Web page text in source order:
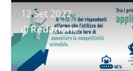
12 Set 2022
diRedazione